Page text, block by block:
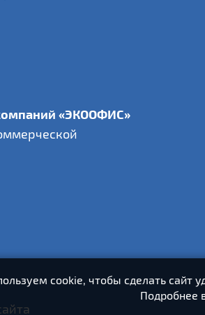
«ЭКООФИС»
cookie, чтобы сделать сайт
Подробнее